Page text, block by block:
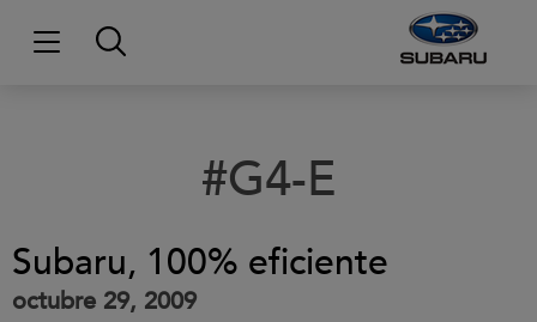
#G4-E
Subaru, 100% eficiente
octubre 29, 2009